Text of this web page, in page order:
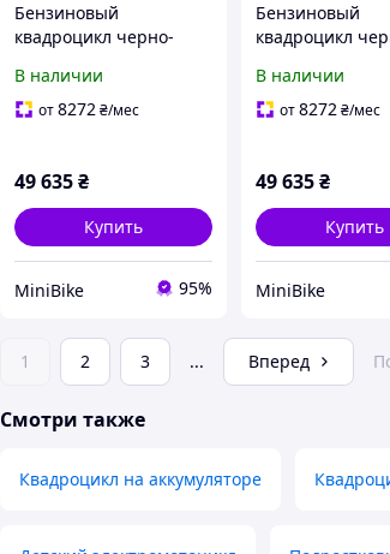
Бензиновый
квадроцикл черно-
В наличии
от8272₴/мес
49 635₴
Купить
MiniBike 95%
Бензиновый
квадроцикл
В наличии
от8272₴/мес
49 635₴
Купить
MiniBike
1 2 3 ... Вперед
Смотри также
Квадроцикл на аккумуляторе